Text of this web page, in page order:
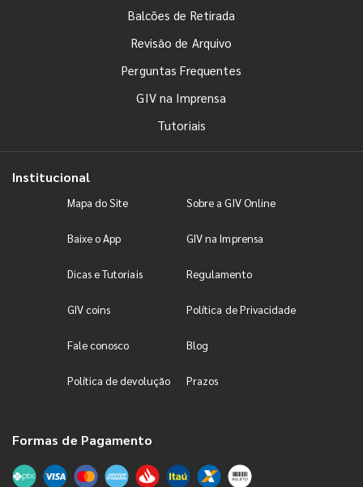
Balcões de Retirada
Revisão de Arquivo
Perguntas Frequentes
GIV na Imprensa
Tutoriais
Institucional
Mapa do Site Sobre a GIV Online
Baixe o App GIV na Imprensa
Dicas e Tutoriais Regulamento
GIV coins Política de Privacidade
Fale conosco Blog
Política de devolução Prazos
Formas de Pagamento